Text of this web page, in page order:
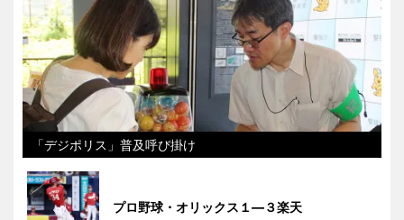
「デジポリス」普及呼び掛け
プロ野球・オリックス１―３楽天